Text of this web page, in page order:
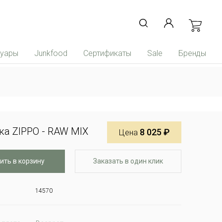
Junkfood Сертификаты Sale Бренды
ZIPPO - RAW MIX Цена 8 025 ₽
в корзину Заказать в один клик
14570